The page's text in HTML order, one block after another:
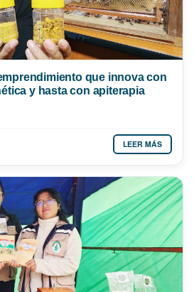
que innova con
y hasta con apiterapia
LEER MÁS